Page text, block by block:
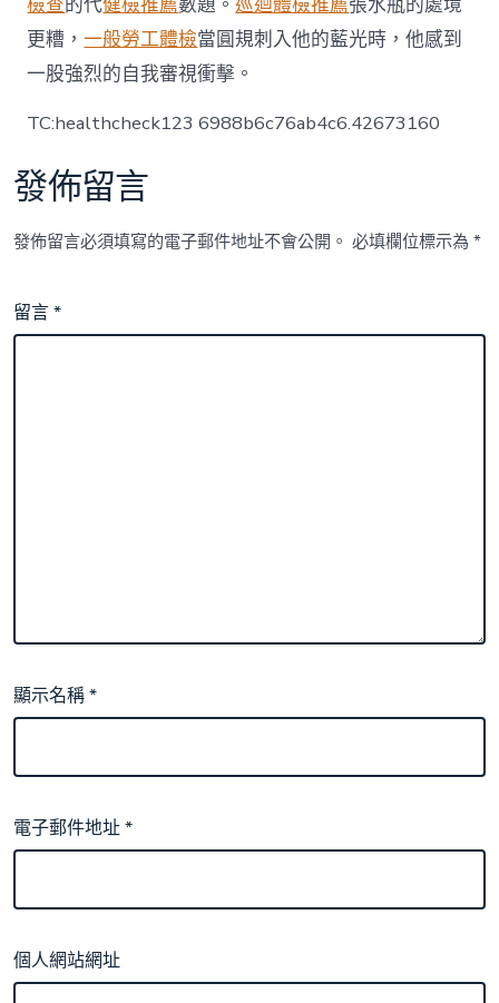
更糟，一般勞工體檢當圓規刺入他的藍光時，他感到
一股強烈的自我審視衝擊。
TC:healthcheck123 6988b6c76ab4c6.42673160
發佈留言
發佈留言必須填寫的電子郵件地址不會公開。 必填欄位標示為*
留言*
顯示名稱*
電子郵件地址*
個人網站網址